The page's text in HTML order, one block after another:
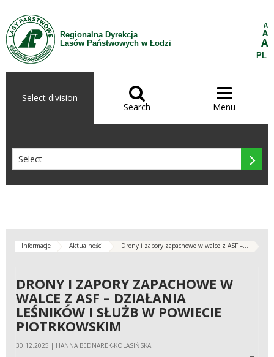
Skip to Content
Regionalna Dyrekcja
Lasów Państwowych w Łodzi
A
A
A
PL
Select division 
Search

Menu

Informacje Aktualności Drony i zapory zapachowe w walce z ASF –...
DRONY I ZAPORY ZAPACHOWE W
WALCE Z ASF – DZIAŁANIA
LEŚNIKÓW I SŁUŻB W POWIECIE
PIOTRKOWSKIM
30.12.2025 | HANNA BEDNAREK-KOLASIŃSKA